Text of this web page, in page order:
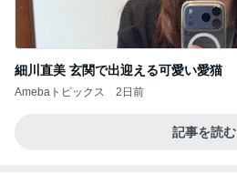
細川直美 玄関で出迎える可愛い愛猫
Amebaトピックス 2日前
記事を読む